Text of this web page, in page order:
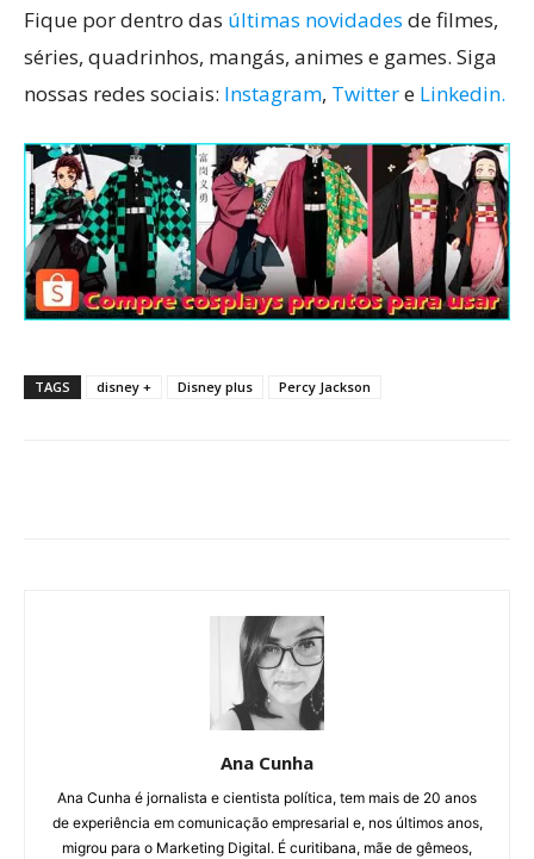
Fique por dentro das últimas novidades de filmes,
séries, quadrinhos, mangás, animes e games. Siga
nossas redes sociais: Instagram, Twittere Linkedin.
TAGS disney + Disney plus Percy Jackson
Ana Cunha
Ana Cunha é jornalista e cientista política, tem mais de 20 anos
de experiência em comunicação empresarial e, nos últimos anos,
migrou para o Marketing Digital. É curitibana, mãe de gêmeos,